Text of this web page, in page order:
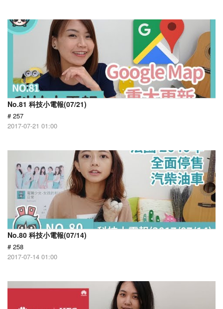
No.81 科技小電報(07/21)
# 257
2017-07-21 01:00
No.80 科技小電報(07/14)
# 258
2017-07-14 01:00